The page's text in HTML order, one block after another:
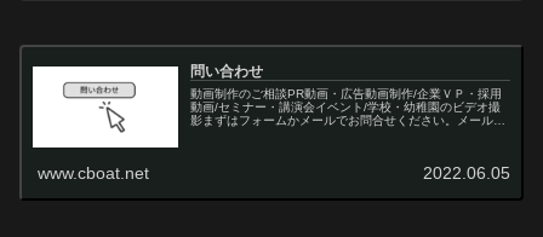
問い合わせ
動画制作のご相談PR動画・広告動画制作/企業ＶＰ・採用
動画/セミナー・講演会イベント/学校・幼稚園のビデオ撮
影まずはフォームかメールでお問合せください。メール
www.cboat.net 2022.06.05